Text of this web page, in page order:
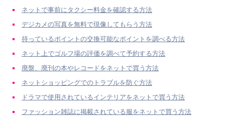
ネットで事前にタクシー料金を確認する方法
デジカメの写真を無料で現像してもらう方法
持っているポイントの交換可能なポイントを調べる方法
ネット上でゴルフ場の評価を調べて予約する方法
廃盤、廃刊の本やレコードをネットで買う方法
ネットショッピングでのトラブルを防ぐ方法
ドラマで使用されているインテリアをネットで買う方法
ファッション雑誌に掲載されている服をネットで買う方法